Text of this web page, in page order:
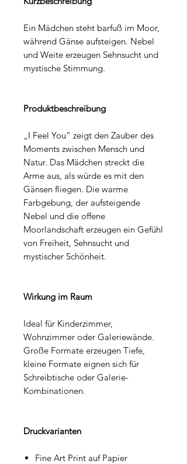
Ein Mädchen steht barfuß im Moor,
während Gänse aufsteigen. Nebel
und Weite erzeugen Sehnsucht und
mystische Stimmung.
Produktbeschreibung
„I Feel You“ zeigt den Zauber des
Moments zwischen Mensch und
Natur. Das Mädchen streckt die
Arme aus, als würde es mit den
Gänsen fliegen. Die warme
Farbgebung, der aufsteigende
Nebel und die offene
Moorlandschaft erzeugen ein Gefühl
von Freiheit, Sehnsucht und
mystischer Schönheit.
Wirkung im Raum
Ideal für Kinderzimmer,
Wohnzimmer oder Galeriewände.
Große Formate erzeugen Tiefe,
kleine Formate eignen sich für
Schreibtische oder Galerie-
Kombinationen.
Druckvarianten
Fine Art Print auf Papier